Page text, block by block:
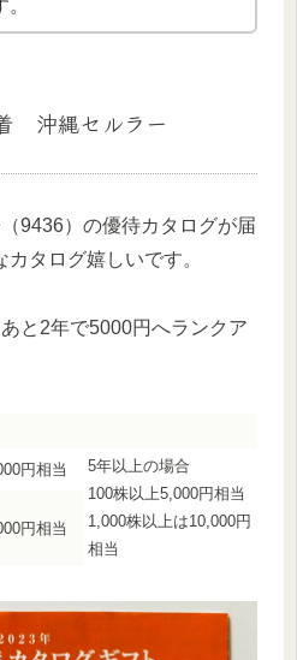
沖縄セルラー
9436）の優待カタログが届
タログ嬉しいです。
と2年で5000円へランクア
円相当
5年以上の場合
100株以上5,000円相当
1,000株以上は10,000円
相当
円相当